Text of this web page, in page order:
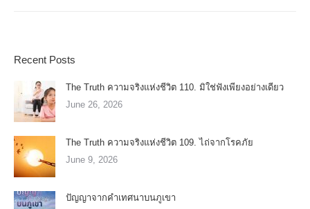
Recent Posts
The Truth ความจริงแห่งชีวิต 110. มิใช่ฟังเพียงอย่างเดียว
June 26, 2026
The Truth ความจริงแห่งชีวิต 109. ไถ่จากโรคภัย
June 9, 2026
ปัญญาจากคำเทศนาบนภูเขา